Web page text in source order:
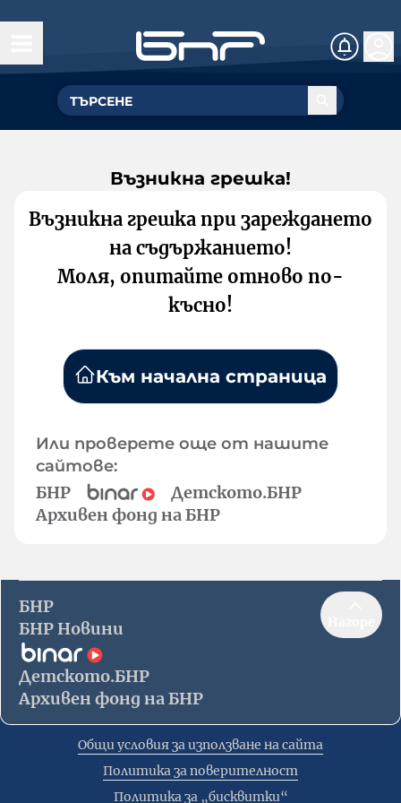
Възникна грешка!
Възникна грешка при зареждането
на съдържанието!
Моля, опитайте отново по-
късно!
Към начална страница
Или проверете още от нашите
сайтове:
БНР
Детското.БНР
Архивен фонд на БНР
БНР
БНР Новини
Детското.БНР
Архивен фонд на БНР
Общи условия за използване на сайта
Политика за поверителност
Политика за „бисквитки“